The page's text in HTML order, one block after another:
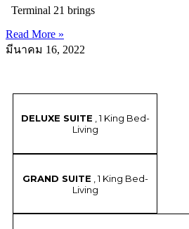
Terminal 21 brings
Read More »
มีนาคม 16, 2022
DELUXE SUITE , 1 King Bed-
Living
GRAND SUITE , 1 King Bed-
Living